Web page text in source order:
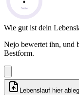
Note
Wie gut ist dein
Nejo bewertet ihn, und
Bestform.
Lebenslauf hier